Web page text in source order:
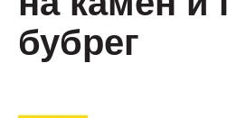
бубрег